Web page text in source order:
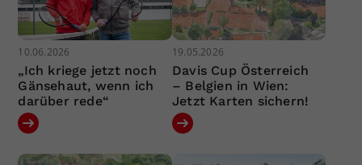
10.06.2026
„Ich kriege jetzt noch
Gänsehaut, wenn ich
darüber rede“
19.05.2026
Davis Cup Österreich
– Belgien in Wien:
Jetzt Karten sichern!